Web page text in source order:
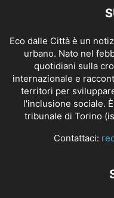
Eco dalle Città è un
urbano. Nato nel
quotidiani sulla
internazionale e
territori per
l'inclusione sociale.
tribunale di Torino
Contattaci: